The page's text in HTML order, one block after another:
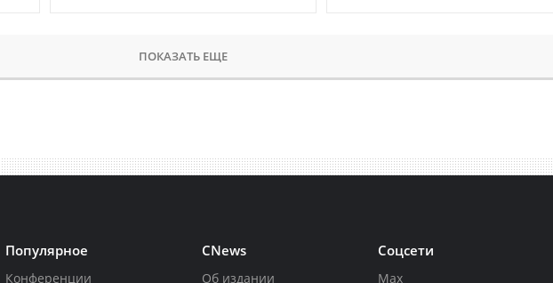
ПОКАЗАТЬ ЕЩЕ
Популярное
Конференции
CNews
Об издании
Соцсети
Max